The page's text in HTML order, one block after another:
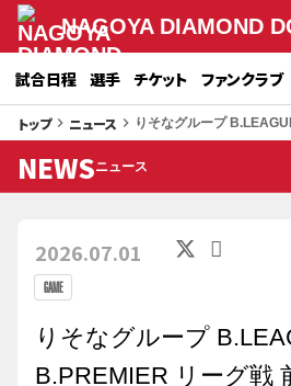
NAGOYA DIAMOND
試合日程 選手 チケット ファンクラブ
トップkeyboard_arrow_right ニュース keyboard_arrow_right りそなグループ
NEWSニュース
GAME
2026.07.01
りそなグループ
B.PREMIER リーグ戦